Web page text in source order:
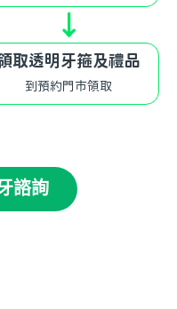
↓
取透明牙箍及禮品
到預約門市領取
諮詢